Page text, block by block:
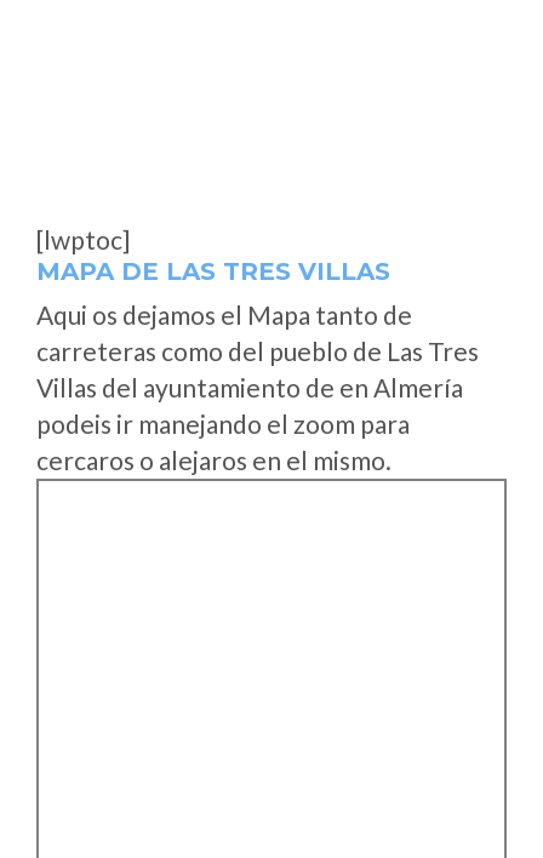
[lwptoc]
MAPA DE LAS TRES VILLAS
Aqui os dejamos el Mapa tanto de
carreteras como del pueblo de Las Tres
Villas del ayuntamiento de en Almería
podeis ir manejando el zoom para
cercaros o alejaros en el mismo.